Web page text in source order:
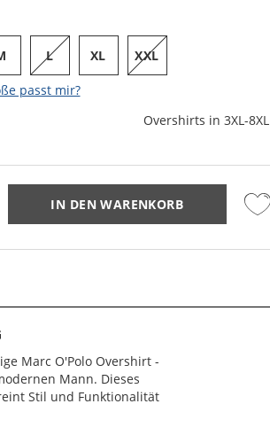
L XL XXL
passt mir?
Overshirts in 3XL-8XL
IN DEN WARENKORB
Marc O'Polo Overshirt -
Mann. Dieses
Stil und Funktionalität